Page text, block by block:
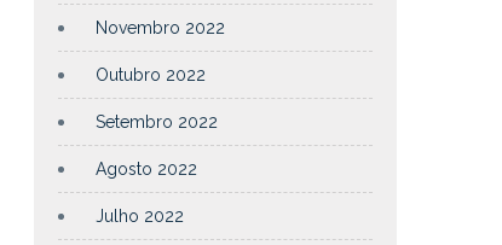
Novembro 2022
Outubro 2022
Setembro 2022
Agosto 2022
Julho 2022